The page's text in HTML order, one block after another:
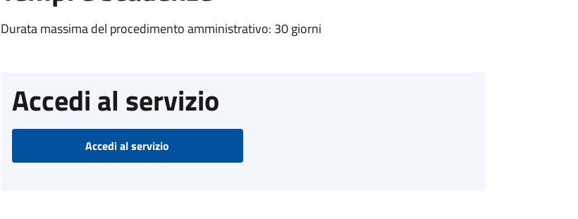
Durata massima del procedimento amministrativo: 30 giorni
Accedi al servizio
Accedi al servizio